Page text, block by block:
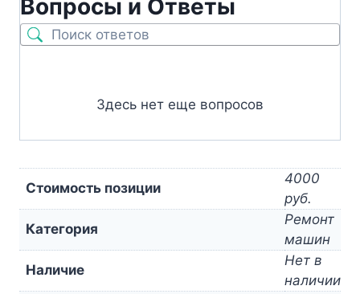
Вопросы и Ответы
Здесь нет еще вопросов
Стоимость позиции
4000
руб.
Категория
Ремонт
машин
Наличие
Нет в
наличии